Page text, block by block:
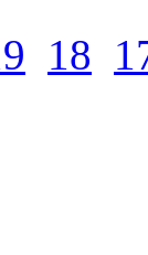
31
32